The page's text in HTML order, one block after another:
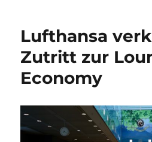
Lufthansa
Zutritt zur
Economy